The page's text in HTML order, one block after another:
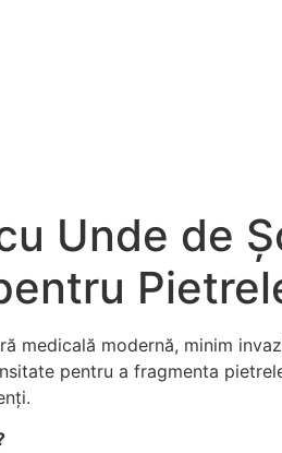
Unde de
medicală modernă, minim
pentru a fragmenta